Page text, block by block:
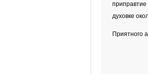
духовке
Приятного